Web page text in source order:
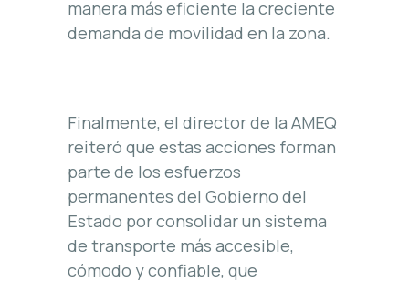
manera más eficiente la creciente
demanda de movilidad en la zona.
Finalmente, el director de la AMEQ
reiteró que estas acciones forman
parte de los esfuerzos
permanentes del Gobierno del
Estado por consolidar un sistema
de transporte más accesible,
cómodo y confiable, que